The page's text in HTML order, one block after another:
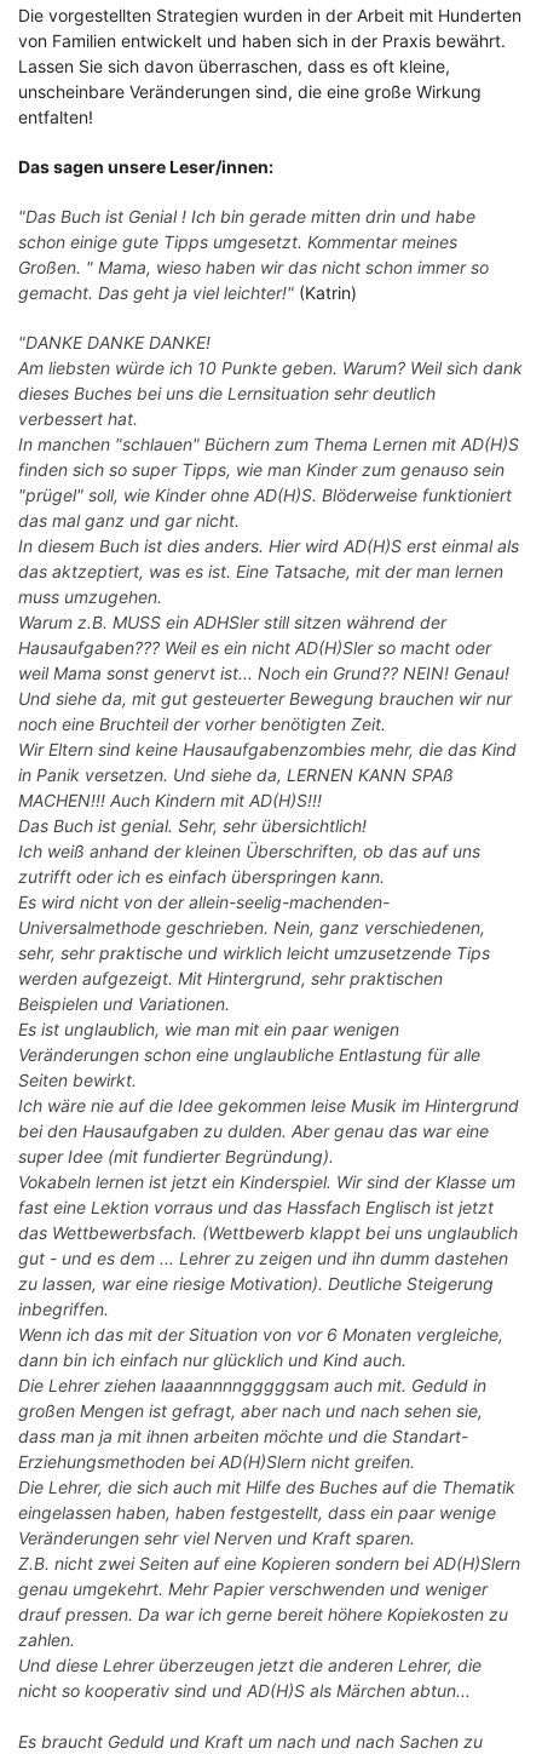
Die vorgestellten Strategien wurden in der Arbeit mit Hunderten
von Familien entwickelt und haben sich in der Praxis bewährt.
Lassen Sie sich davon überraschen, dass es oft kleine,
unscheinbare Veränderungen sind, die eine große Wirkung
entfalten!
Das sagen unsere Leser/innen:
"Das Buch ist Genial ! Ich bin gerade mitten drin und habe
schon einige gute Tipps umgesetzt. Kommentar meines
Großen. " Mama, wieso haben wir das nicht schon immer so
gemacht. Das geht ja viel leichter!" (Katrin)
"DANKE DANKE DANKE!
Am liebsten würde ich 10 Punkte geben. Warum? Weil sich dank
dieses Buches bei uns die Lernsituation sehr deutlich
verbessert hat.
In manchen "schlauen" Büchern zum Thema Lernen mit AD(H)S
finden sich so super Tipps, wie man Kinder zum genauso sein
"prügel" soll, wie Kinder ohne AD(H)S. Blöderweise funktioniert
das mal ganz und gar nicht.
In diesem Buch ist dies anders. Hier wird AD(H)S erst einmal als
das aktzeptiert, was es ist. Eine Tatsache, mit der man lernen
muss umzugehen.
Warum z.B. MUSS ein ADHSler still sitzen während der
Hausaufgaben??? Weil es ein nicht AD(H)Sler so macht oder
weil Mama sonst genervt ist... Noch ein Grund?? NEIN! Genau!
Und siehe da, mit gut gesteuerter Bewegung brauchen wir nur
noch eine Bruchteil der vorher benötigten Zeit.
Wir Eltern sind keine Hausaufgabenzombies mehr, die das Kind
in Panik versetzen. Und siehe da, LERNEN KANN SPAß
MACHEN!!! Auch Kindern mit AD(H)S!!!
Das Buch ist genial. Sehr, sehr übersichtlich!
Ich weiß anhand der kleinen Überschriften, ob das auf uns
zutrifft oder ich es einfach überspringen kann.
Es wird nicht von der allein-seelig-machenden-
Universalmethode geschrieben. Nein, ganz verschiedenen,
sehr, sehr praktische und wirklich leicht umzusetzende Tips
werden aufgezeigt. Mit Hintergrund, sehr praktischen
Beispielen und Variationen.
Es ist unglaublich, wie man mit ein paar wenigen
Veränderungen schon eine unglaubliche Entlastung für alle
Seiten bewirkt.
Ich wäre nie auf die Idee gekommen leise Musik im Hintergrund
bei den Hausaufgaben zu dulden. Aber genau das war eine
super Idee (mit fundierter Begründung).
Vokabeln lernen ist jetzt ein Kinderspiel. Wir sind der Klasse um
fast eine Lektion vorraus und das Hassfach Englisch ist jetzt
das Wettbewerbsfach. (Wettbewerb klappt bei uns unglaublich
gut - und es dem ... Lehrer zu zeigen und ihn dumm dastehen
zu lassen, war eine riesige Motivation). Deutliche Steigerung
inbegriffen.
Wenn ich das mit der Situation von vor 6 Monaten vergleiche,
dann bin ich einfach nur glücklich und Kind auch.
Die Lehrer ziehen laaaannnngggggsam auch mit. Geduld in
großen Mengen ist gefragt, aber nach und nach sehen sie,
dass man ja mit ihnen arbeiten möchte und die Standart-
Erziehungsmethoden bei AD(H)Slern nicht greifen.
Die Lehrer, die sich auch mit Hilfe des Buches auf die Thematik
eingelassen haben, haben festgestellt, dass ein paar wenige
Veränderungen sehr viel Nerven und Kraft sparen.
Z.B. nicht zwei Seiten auf eine Kopieren sondern bei AD(H)Slern
genau umgekehrt. Mehr Papier verschwenden und weniger
drauf pressen. Da war ich gerne bereit höhere Kopiekosten zu
zahlen.
Und diese Lehrer überzeugen jetzt die anderen Lehrer, die
nicht so kooperativ sind und AD(H)S als Märchen abtun...
Es braucht Geduld und Kraft um nach und nach Sachen zu